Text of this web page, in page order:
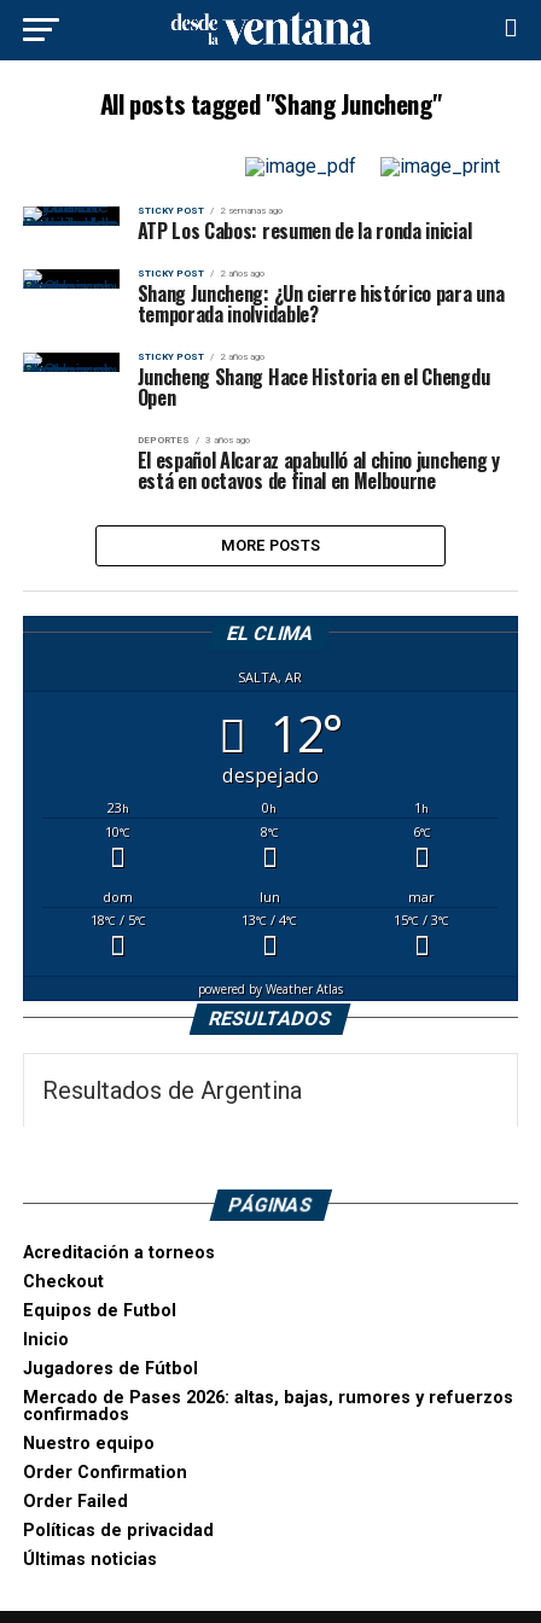
All posts tagged "Shang Juncheng"
STICKY POST 2 semanas ago
ATP Los Cabos: resumen de la ronda inicial
STICKY POST 2 años ago
Shang Juncheng: ¿Un cierre histórico para una
temporada inolvidable?
STICKY POST 2 años ago
Juncheng Shang Hace Historia en el Chengdu
Open
DEPORTES 3 años ago
El español Alcaraz apabulló al chino juncheng y
está en octavos de final en Melbourne
MORE POSTS
EL CLIMA
SALTA, AR
12°
despejado
23h 0h 1h
10°C 8°C 6°C
dom lun
mar
18°C/ 5°C 13°C / 4°C 15°C / 3°C
powered byWeather Atlas
RESULTADOS
Resultados de Argentina
PÁGINAS
Acreditación a torneos
Checkout
Equipos de Futbol
Inicio
Jugadores de Fútbol
Mercado de Pases 2026: altas, bajas, rumores y refuerzos
confirmados
Nuestro equipo
Order Confirmation
Order Failed
Políticas de privacidad
Últimas noticias